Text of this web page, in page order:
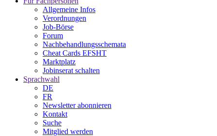
Allgemeine Infos
Verordnungen
Job-Börse
Forum
Nachbehandlungsschemata
Cheat Cards EFSHT
Marktplatz
Jobinserat schalten
Sprachwahl
DE
FR
Newsletter abonnieren
Kontakt
Suche
Mitglied werden